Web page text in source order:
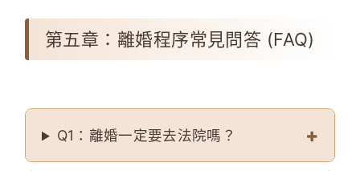
第五章：離婚程序常見問答 (FAQ)
Q1：離婚一定要去法院嗎？